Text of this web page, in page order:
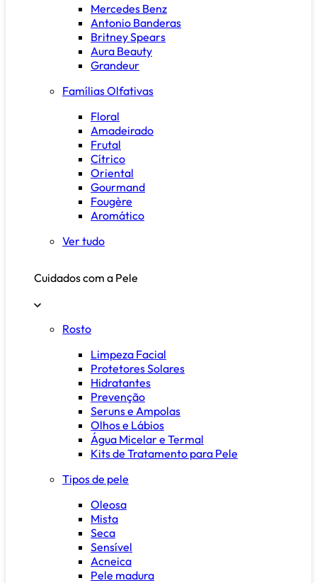
Mercedes Benz
Antonio Banderas
Britney Spears
Aura Beauty
Grandeur
Famílias Olfativas
Floral
Amadeirado
Frutal
Cítrico
Oriental
Gourmand
Fougère
Aromático
Ver tudo
Cuidados com a Pele
Rosto
Limpeza Facial
Protetores Solares
Hidratantes
Prevenção
Seruns e Ampolas
Olhos e Lábios
Água Micelar e Termal
Kits de Tratamento para Pele
Tipos de pele
Oleosa
Mista
Seca
Sensível
Acneica
Pele madura